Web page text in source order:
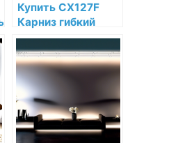
Купить CX127F
Карниз гибкий
Orac Decor
Полиуретан по
низкой цене в
интернет-
магазине